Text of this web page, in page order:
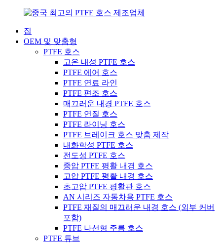
집
OEM 및 맞춤형
PTFE 호스
고온 내성 PTFE 호스
PTFE 에어 호스
PTFE 연료 라인
PTFE 편조 호스
매끄러운 내경 PTFE 호스
PTFE 연질 호스
PTFE 라이닝 호스
PTFE 브레이크 호스 맞춤 제작
내화학성 PTFE 호스
전도성 PTFE 호스
중압 PTFE 평활 내경 호스
고압 PTFE 평활 내경 호스
초고압 PTFE 평활관 호스
AN 시리즈 자동차용 PTFE 호스
PTFE 재질의 매끄러운 내경 호스 (외부 커버
포함)
PTFE 나선형 주름 호스
PTFE 튜브